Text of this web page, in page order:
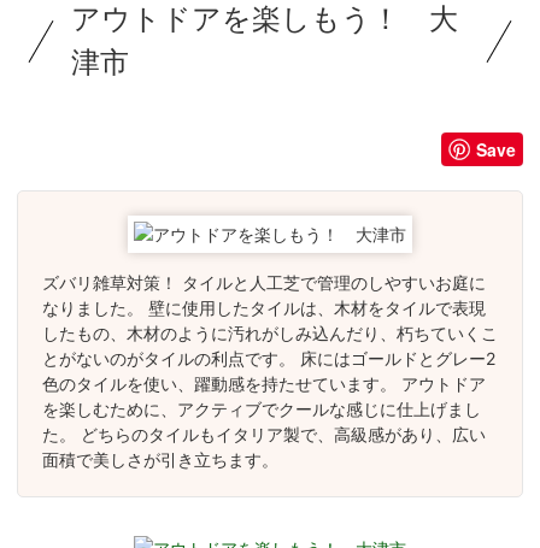
アウトドアを楽しもう！ 大
津市
Save
ズバリ雑草対策！ タイルと人工芝で管理のしやすいお庭に
なりました。 壁に使用したタイルは、木材をタイルで表現
したもの、木材のように汚れがしみ込んだり、朽ちていくこ
とがないのがタイルの利点です。 床にはゴールドとグレー2
色のタイルを使い、躍動感を持たせています。 アウトドア
を楽しむために、アクティブでクールな感じに仕上げまし
た。 どちらのタイルもイタリア製で、高級感があり、広い
面積で美しさが引き立ちます。